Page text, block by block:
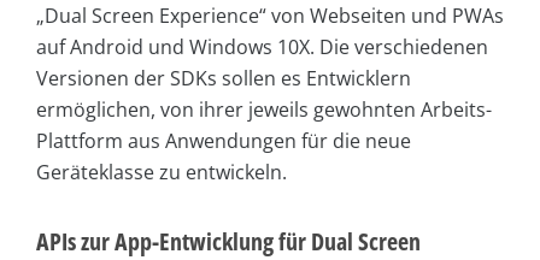
„Dual Screen Experience“ von Webseiten und PWAs
auf Android und Windows 10X. Die verschiedenen
Versionen der SDKs sollen es Entwicklern
ermöglichen, von ihrer jeweils gewohnten Arbeits-
Plattform aus Anwendungen für die neue
Geräteklasse zu entwickeln.
APIs zur App-Entwicklung für Dual Screen